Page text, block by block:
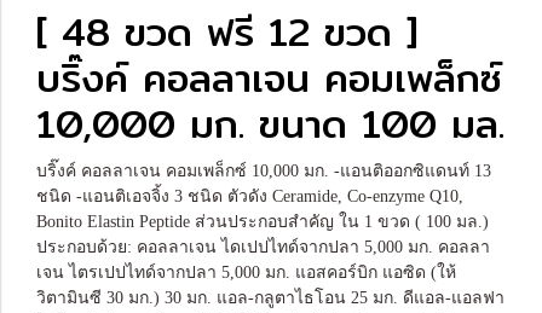
[ 48 ขวด ฟรี 12 ขวด ]
บริ๊งค์ คอลลาเจน คอมเพล็กซ์
10,000 มก. ขนาด 100 มล.
บริ๊งค์ คอลลาเจน คอมเพล็กซ์ 10,000 มก. -แอนติออกซิแดนท์ 13
ชนิด -แอนติเอจจิ้ง 3 ชนิด ตัวดัง Ceramide, Co-enzyme Q10,
Bonito Elastin Peptide ส่วนประกอบสำคัญ ใน 1 ขวด ( 100 มล.)
ประกอบด้วย: คอลลาเจน ไดเปปไทด์จากปลา 5,000 มก. คอลลา
เจน ไตรเปปไทด์จากปลา 5,000 มก. แอสคอร์บิก แอซิด (ให้
วิตามินซี 30 มก.) 30 มก. แอล-กลูตาไธโอน 25 มก. ดีแอล-แอลฟา